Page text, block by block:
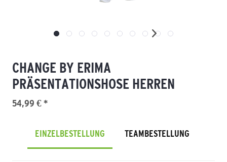
CHANGE BY ERIMA
PRÄSENTATIONSHOSE HERREN
54,99 € *
EINZELBESTELLUNG TEAMBESTELLUNG